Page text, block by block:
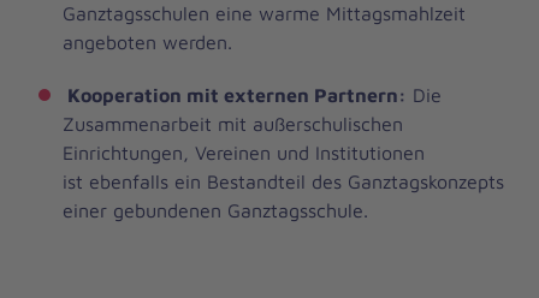
Ganztagsschulen eine warme Mittagsmahlzeit
angeboten werden.
Kooperation mit externen Partnern: Die
Zusammenarbeit mit außerschulischen
Einrichtungen, Vereinen und Institutionen
ist ebenfalls ein Bestandteil des Ganztagskonzepts
einer gebundenen Ganztagsschule.